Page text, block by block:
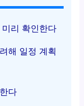
리 확인한다
해 일정 계획
다